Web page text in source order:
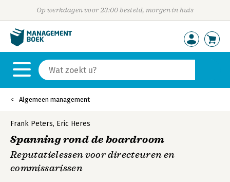
Op werkdagen voor 23:00 besteld, morgen in huis
Algemeen management
Frank Peters, Eric Heres
Spanning rond de boardroom
Reputatielessen voor directeuren en
commissarissen